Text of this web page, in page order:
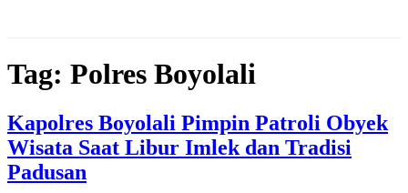
Tag: Polres Boyolali
Kapolres Boyolali Pimpin Patroli Obyek
Wisata Saat Libur Imlek dan Tradisi
Padusan